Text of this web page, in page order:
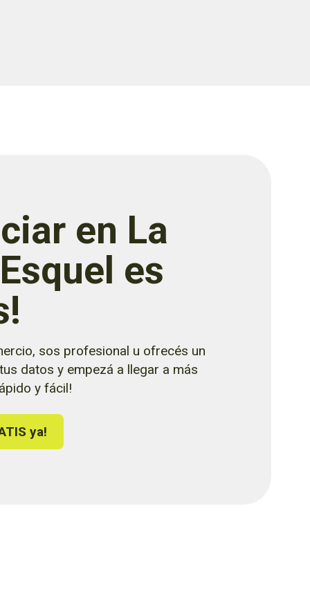
en La
es
sos profesional u ofrecés un
datos y empezá a llegar a más
y fácil!
ya!